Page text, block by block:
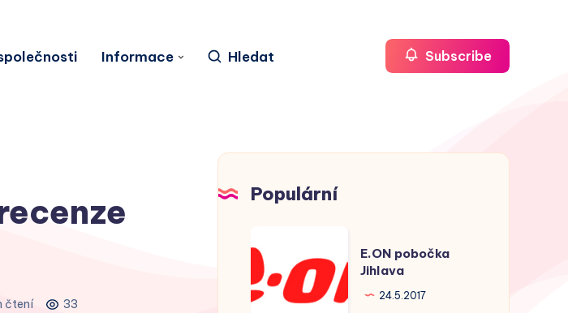
Informace Hledat Subscribe
čtení 33
Populární
pobočka
Jihlava
E.ON pobočka
Jihlava
24.5.2017